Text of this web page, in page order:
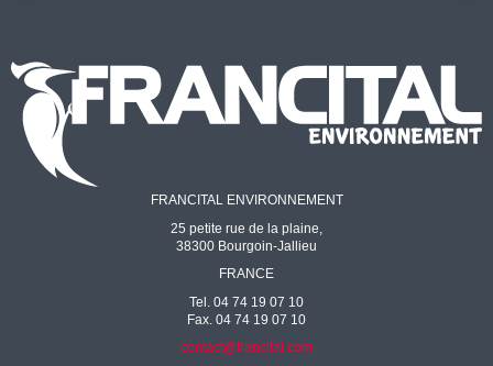
FRANCITAL ENVIRONNEMENT
25 petite rue de la plaine,
38300 Bourgoin-Jallieu
FRANCE
Tel. 04 74 19 07 10
Fax. 04 74 19 07 10
contact@francital.com